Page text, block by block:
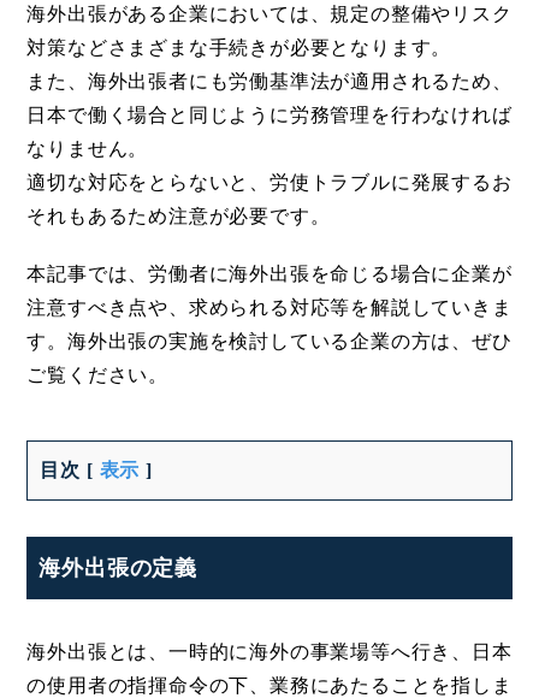
海外出張がある企業においては、規定の整備やリスク
対策などさまざまな手続きが必要となります。
また、海外出張者にも労働基準法が適用されるため、
日本で働く場合と同じように労務管理を行わなければ
なりません。
適切な対応をとらないと、労使トラブルに発展するお
それもあるため注意が必要です。
本記事では、労働者に海外出張を命じる場合に企業が
注意すべき点や、求められる対応等を解説していきま
す。海外出張の実施を検討している企業の方は、ぜひ
ご覧ください。
目次 [ 表示 ]
海外出張の定義
海外出張とは、一時的に海外の事業場等へ行き、日本
の使用者の指揮命令の下、業務にあたることを指しま